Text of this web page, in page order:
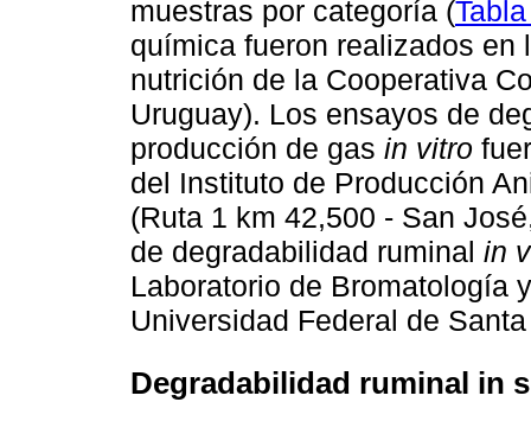
muestras por categoría (
química fueron realizados
nutrición de la Cooperativa
Uruguay). Los ensayos de
producción de gas in vitro
del Instituto de Producción
(Ruta 1 km 42,500 - San
de degradabilidad ruminal in
Laboratorio de Bromatología
Universidad Federal de
Degradabilidad ruminal in